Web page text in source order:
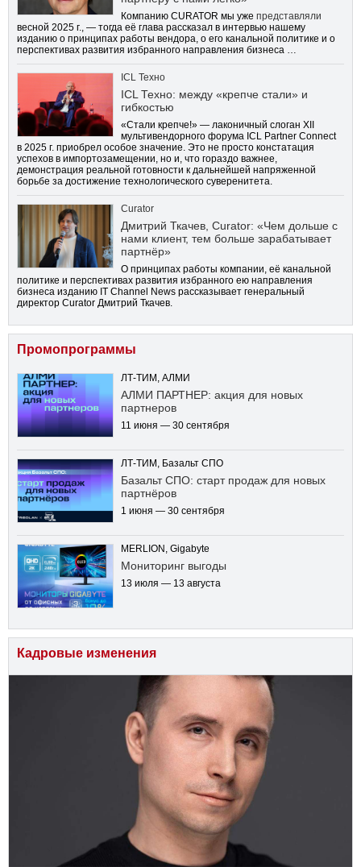
Компанию CURATOR мы уже представляли
весной 2025 г., — тогда её глава рассказал в интервью нашему
изданию о принципах работы вендора, о его канальной политике и о
перспективах развития избранного направления бизнеса …
ICL Техно
ICL Техно: между «крепче стали» и
гибкостью
«Стали крепче!» — лаконичный слоган XII
мультивендорного форума ICL Partner Connect
в 2025 г. приобрел особое значение. Это не просто констатация
успехов в импортозамещении, но и, что гораздо важнее,
демонстрация реальной готовности к дальнейшей напряженной
борьбе за достижение технологического суверенитета.
Curator
Дмитрий Ткачев, Curator: «Чем дольше с
нами клиент, тем больше зарабатывает
партнёр»
О принципах работы компании, её канальной
политике и перспективах развития избранного ею направления
бизнеса изданию IT Channel News рассказывает генеральный
директор Curator Дмитрий Ткачев.
Промопрограммы
ЛТ-ТИМ, АЛМИ
АЛМИ ПАРТНЕР: акция для новых
партнеров
11 июня — 30 сентября
ЛТ-ТИМ, Базальт СПО
Базальт СПО: старт продаж для новых
партнёров
1 июня — 30 сентября
MERLION, Gigabyte
Мониторинг выгоды
13 июля — 13 августа
Кадровые изменения